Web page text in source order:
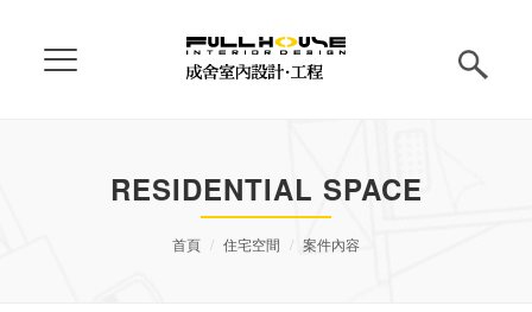
RESIDENTIAL SPACE
首頁 住宅空間 案件內容